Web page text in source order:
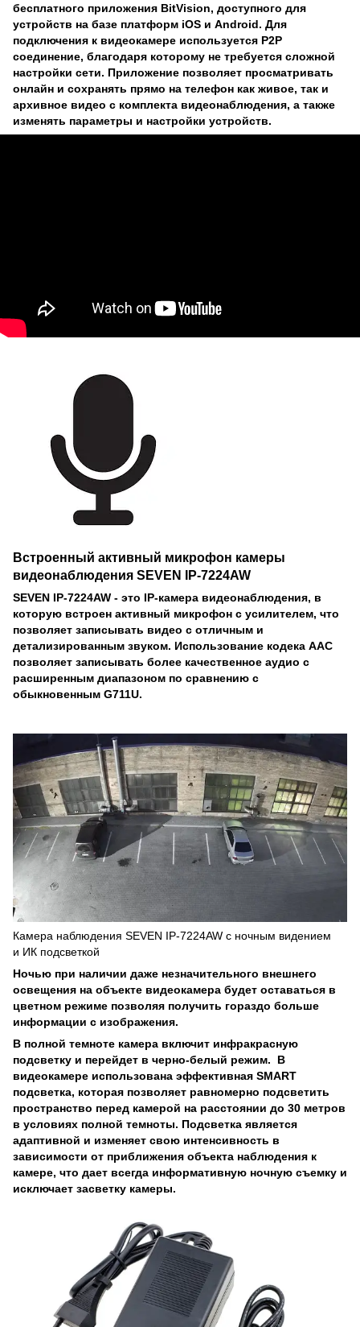
бесплатного приложения BitVision, доступного для
устройств на базе платформ iOS и Android. Для
подключения к видеокамере используется P2P
соединение, благодаря которому не требуется сложной
настройки сети. Приложение позволяет просматривать
онлайн и сохранять прямо на телефон как живое, так и
архивное видео с комплекта видеонаблюдения, а также
изменять параметры и настройки устройств.
Встроенный активный микрофон камеры
видеонаблюдения SEVEN IP-7224AW
SEVEN IP-7224AW - это IP-камера видеонаблюдения, в
которую встроен активный микрофон с усилителем, что
позволяет записывать видео с отличным и
детализированным звуком. Использование кодека AAC
позволяет записывать более качественное аудио с
расширенным диапазоном по сравнению с
обыкновенным G711U.
Камера наблюдения SEVEN IP-7224AW c ночным видением
и ИК подсветкой
Ночью при наличии даже незначительного внешнего
освещения на объекте видеокамера будет оставаться в
цветном режиме позволяя получить гораздо больше
информации с изображения.
В полной темноте камера включит инфракрасную
подсветку и перейдет в черно-белый режим. В
видеокамере использована эффективная SMART
подсветка, которая позволяет равномерно подсветить
пространство перед камерой на расстоянии до 30 метров
в условиях полной темноты. Подсветка является
адаптивной и изменяет свою интенсивность в
зависимости от приближения объекта наблюдения к
камере, что дает всегда информативную ночную съемку и
исключает засветку камеры.